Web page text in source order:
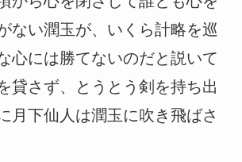
ない潤玉が、いくら計略を巡
心には勝てないのだと説いて
貸さず、とうとう剣を持ち出
月下仙人は潤玉に吹き飛ばさ